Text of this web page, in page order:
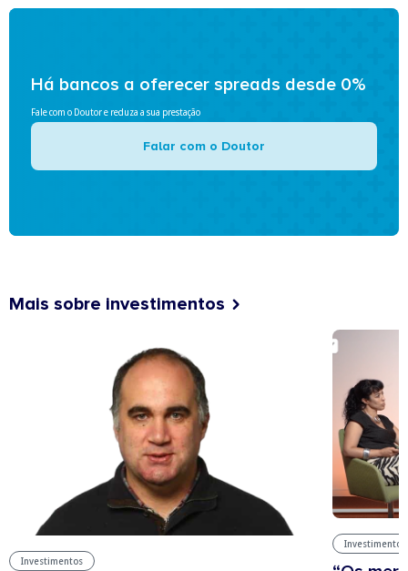
Há bancos a oferecer spreads desde 0%
Fale com o Doutor e reduza a sua prestação
Falar com o Doutor
Mais sobre investimentos
Investimentos
Investimentos